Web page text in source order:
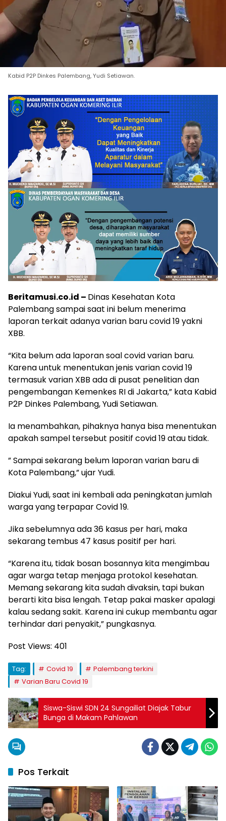
Kabid P2P Dinkes Palembang, Yudi Setiawan.
Beritamusi.co.id – Dinas Kesehatan Kota
Palembang sampai saat ini belum menerima
laporan terkait adanya varian baru covid 19 yakni
XBB.
“Kita belum ada laporan soal covid varian baru.
Karena untuk menentukan jenis varian covid 19
termasuk varian XBB ada di pusat penelitian dan
pengembangan Kemenkes RI di Jakarta,” kata Kabid
P2P Dinkes Palembang, Yudi Setiawan.
Ia menambahkan, pihaknya hanya bisa menentukan
apakah sampel tersebut positif covid 19 atau tidak.
” Sampai sekarang belum laporan varian baru di
Kota Palembang,” ujar Yudi.
Diakui Yudi, saat ini kembali ada peningkatan jumlah
warga yang terpapar Covid 19.
Jika sebelumnya ada 36 kasus per hari, maka
sekarang tembus 47 kasus positif per hari.
“Karena itu, tidak bosan bosannya kita mengimbau
agar warga tetap menjaga protokol kesehatan.
Memang sekarang kita sudah divaksin, tapi bukan
berarti kita bisa lengah. Tetap pakai masker apalagi
kalau sedang sakit. Karena ini cukup membantu agar
terhindar dari penyakit,” pungkasnya.
Post Views: 401
Tag: Covid 19
Palembang terkini
Varian Baru Covid 19
Siswa-Siswi SDN 24 Sungailiat Diajak Tabur
Bunga di Makam Pahlawan
Pos Terkait